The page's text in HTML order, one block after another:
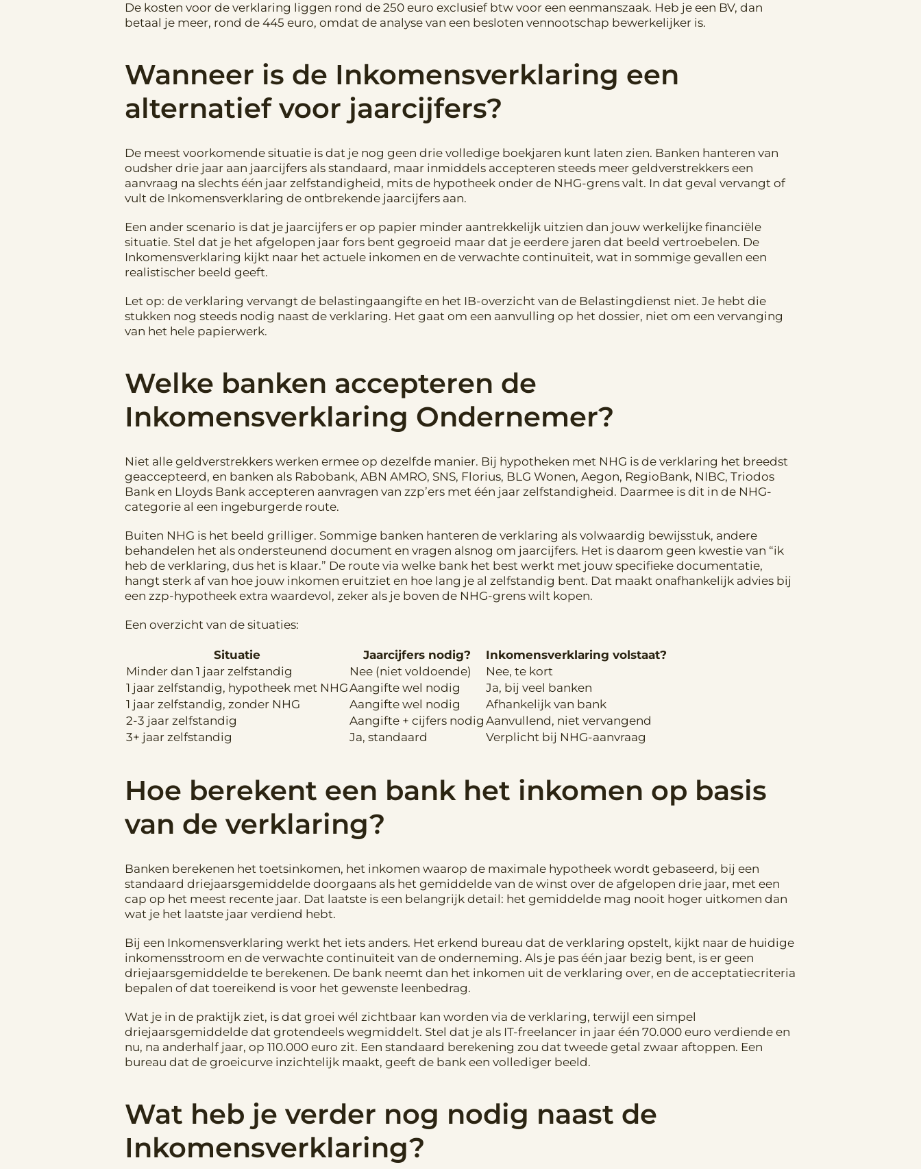
De kosten voor de verklaring liggen rond de 250 euro exclusief btw voor een eenmanszaak. Heb je een BV, dan
betaal je meer, rond de 445 euro, omdat de analyse van een besloten vennootschap bewerkelijker is.
Wanneer is de Inkomensverklaring een
alternatief voor jaarcijfers?
De meest voorkomende situatie is dat je nog geen drie volledige boekjaren kunt laten zien. Banken hanteren van
oudsher drie jaar aan jaarcijfers als standaard, maar inmiddels accepteren steeds meer geldverstrekkers een
aanvraag na slechts één jaar zelfstandigheid, mits de hypotheek onder de NHG-grens valt. In dat geval vervangt of
vult de Inkomensverklaring de ontbrekende jaarcijfers aan.
Een ander scenario is dat je jaarcijfers er op papier minder aantrekkelijk uitzien dan jouw werkelijke financiële
situatie. Stel dat je het afgelopen jaar fors bent gegroeid maar dat je eerdere jaren dat beeld vertroebelen. De
Inkomensverklaring kijkt naar het actuele inkomen en de verwachte continuïteit, wat in sommige gevallen een
realistischer beeld geeft.
Let op: de verklaring vervangt de belastingaangifte en het IB-overzicht van de Belastingdienst niet. Je hebt die
stukken nog steeds nodig naast de verklaring. Het gaat om een aanvulling op het dossier, niet om een vervanging
van het hele papierwerk.
Welke banken accepteren de
Inkomensverklaring Ondernemer?
Niet alle geldverstrekkers werken ermee op dezelfde manier. Bij hypotheken met NHG is de verklaring het breedst
geaccepteerd, en banken als Rabobank, ABN AMRO, SNS, Florius, BLG Wonen, Aegon, RegioBank, NIBC, Triodos
Bank en Lloyds Bank accepteren aanvragen van zzp’ers met één jaar zelfstandigheid. Daarmee is dit in de NHG-
categorie al een ingeburgerde route.
Buiten NHG is het beeld grilliger. Sommige banken hanteren de verklaring als volwaardig bewijsstuk, andere
behandelen het als ondersteunend document en vragen alsnog om jaarcijfers. Het is daarom geen kwestie van “ik
heb de verklaring, dus het is klaar.” De route via welke bank het best werkt met jouw specifieke documentatie,
hangt sterk af van hoe jouw inkomen eruitziet en hoe lang je al zelfstandig bent. Dat maakt onafhankelijk advies bij
een zzp-hypotheek extra waardevol, zeker als je boven de NHG-grens wilt kopen.
Een overzicht van de situaties:
Situatie Jaarcijfers nodig?
Inkomensverklaring volstaat?
Minder dan 1 jaar zelfstandig
Nee (niet voldoende)
Nee, te kort
1 jaar zelfstandig, hypotheek met NHGAangifte wel nodig
Ja, bij veel banken
1 jaar zelfstandig, zonder NHG
Aangifte wel nodig
Afhankelijk van bank
2-3 jaar zelfstandig
Aangifte + cijfers nodig Aanvullend, niet vervangend
3+ jaar zelfstandig
Ja, standaard Verplicht bij NHG-aanvraag
Hoe berekent een bank het inkomen op basis
van de verklaring?
Banken berekenen het toetsinkomen, het inkomen waarop de maximale hypotheek wordt gebaseerd, bij een
standaard driejaarsgemiddelde doorgaans als het gemiddelde van de winst over de afgelopen drie jaar, met een
cap op het meest recente jaar. Dat laatste is een belangrijk detail: het gemiddelde mag nooit hoger uitkomen dan
wat je het laatste jaar verdiend hebt.
Bij een Inkomensverklaring werkt het iets anders. Het erkend bureau dat de verklaring opstelt, kijkt naar de huidige
inkomensstroom en de verwachte continuïteit van de onderneming. Als je pas één jaar bezig bent, is er geen
driejaarsgemiddelde te berekenen. De bank neemt dan het inkomen uit de verklaring over, en de acceptatiecriteria
bepalen of dat toereikend is voor het gewenste leenbedrag.
Wat je in de praktijk ziet, is dat groei wél zichtbaar kan worden via de verklaring, terwijl een simpel
driejaarsgemiddelde dat grotendeels wegmiddelt. Stel dat je als IT-freelancer in jaar één 70.000 euro verdiende en
nu, na anderhalf jaar, op 110.000 euro zit. Een standaard berekening zou dat tweede getal zwaar aftoppen. Een
bureau dat de groeicurve inzichtelijk maakt, geeft de bank een vollediger beeld.
Wat heb je verder nog nodig naast de
Inkomensverklaring?